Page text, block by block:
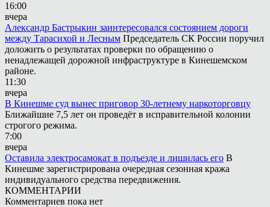
16:00
вчера
Александр Бастрыкин заинтересовался состоянием дороги
между Тарасихой и Лесным Председатель СК России поручил
доложить о результатах проверки по обращению о
ненадлежащей дорожной инфраструктуре в Кинешемском
районе.
11:30
вчера
В Кинешме суд вынес приговор 30-летнему наркоторговцу
Ближайшие 7,5 лет он проведёт в исправительной колонии
строгого режима.
7:00
вчера
Оставила электросамокат в подъезде и лишилась его В
Кинешме зарегистрирована очередная сезонная кража
индивидуального средства передвижения.
КОММЕНТАРИИ
Комментариев пока нет